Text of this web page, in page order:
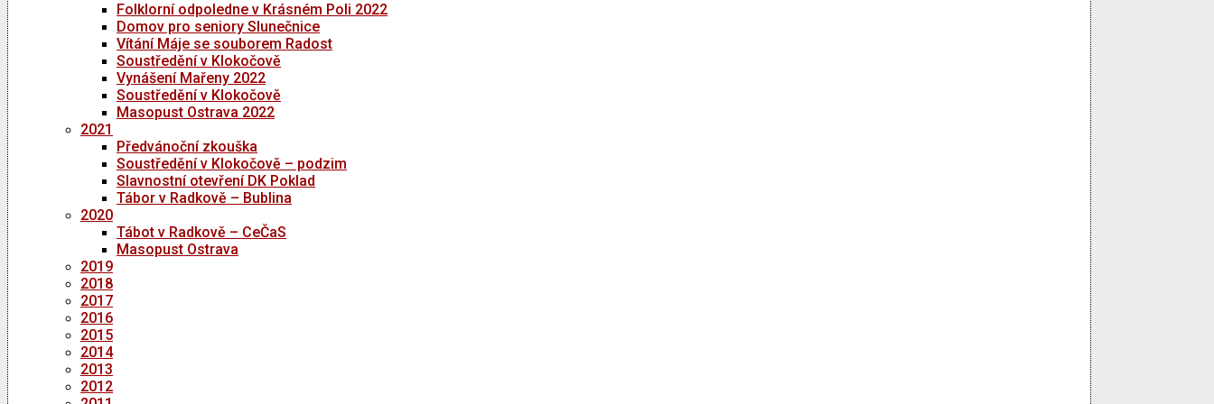
Folklorní odpoledne v Krásném Poli 2022
Domov pro seniory Slunečnice
Vítání Máje se souborem Radost
Soustředění v Klokočově
Vynášení Mařeny 2022
Soustředění v Klokočově
Masopust Ostrava 2022
2021
Předvánoční zkouška
Soustředění v Klokočově – podzim
Slavnostní otevření DK Poklad
Tábor v Radkově – Bublina
2020
Tábot v Radkově – CeČaS
Masopust Ostrava
2019
2018
2017
2016
2015
2014
2013
2012